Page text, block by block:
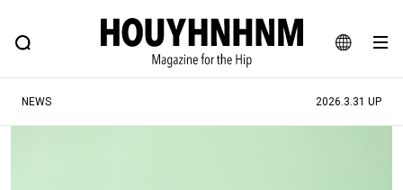
JA
EN
FEATURE BLOG SNAP
ヒップなファッション、カルチャー、ライフスタイルWEBマガジン
NEWS 2026.3.31 UP